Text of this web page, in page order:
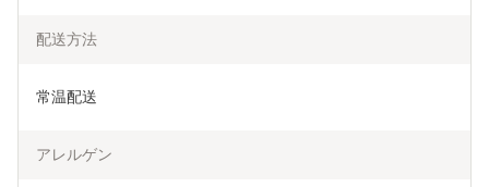
配送方法
常温配送
アレルゲン